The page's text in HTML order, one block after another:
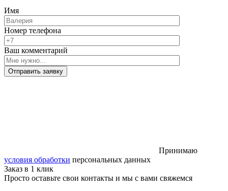
Имя
Номер телефона
Ваш комментарий
Отправить заявку
Принимаю
условия обработки персональных данных
Заказ в 1 клик
Просто оставьте свои контакты и мы с вами свяжемся